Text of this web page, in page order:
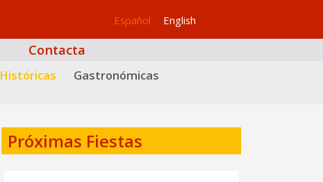
Español English
Contacta
Históricas
Gastronómicas
Próximas Fiestas